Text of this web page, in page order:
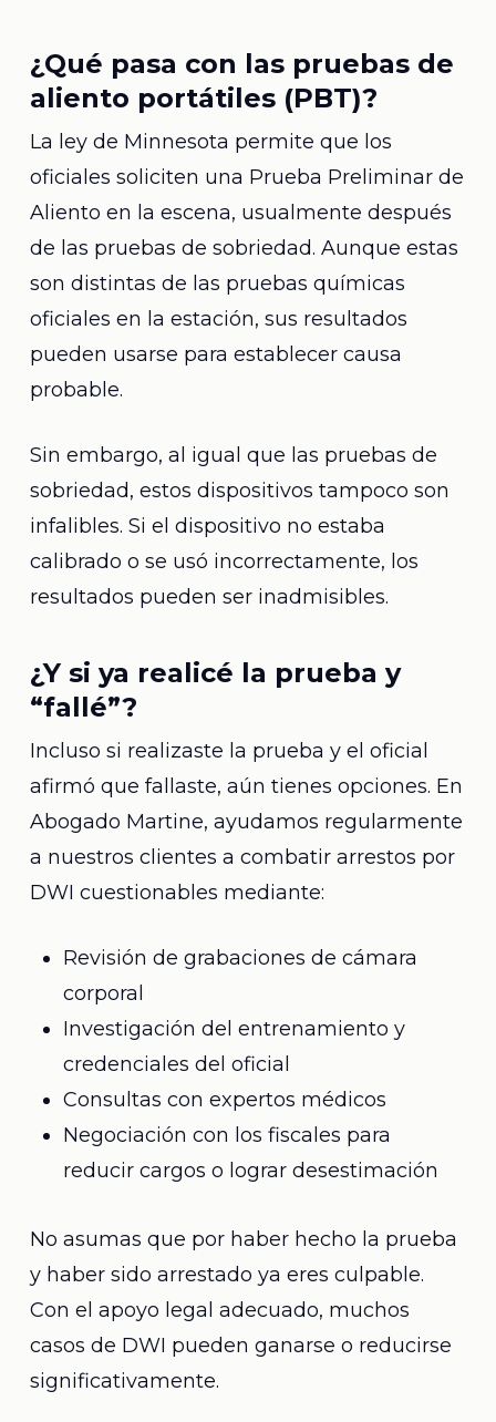
¿Qué pasa con las pruebas de
aliento portátiles (PBT)?
La ley de Minnesota permite que los
oficiales soliciten una Prueba Preliminar de
Aliento en la escena, usualmente después
de las pruebas de sobriedad. Aunque estas
son distintas de las pruebas químicas
oficiales en la estación, sus resultados
pueden usarse para establecer causa
probable.
Sin embargo, al igual que las pruebas de
sobriedad, estos dispositivos tampoco son
infalibles. Si el dispositivo no estaba
calibrado o se usó incorrectamente, los
resultados pueden ser inadmisibles.
¿Y si ya realicé la prueba y
“fallé”?
Incluso si realizaste la prueba y el oficial
afirmó que fallaste, aún tienes opciones. En
Abogado Martine, ayudamos regularmente
a nuestros clientes a combatir arrestos por
DWI cuestionables mediante:
Revisión de grabaciones de cámara
corporal
Investigación del entrenamiento y
credenciales del oficial
Consultas con expertos médicos
Negociación con los fiscales para
reducir cargos o lograr desestimación
No asumas que por haber hecho la prueba
y haber sido arrestado ya eres culpable.
Con el apoyo legal adecuado, muchos
casos de DWI pueden ganarse o reducirse
significativamente.